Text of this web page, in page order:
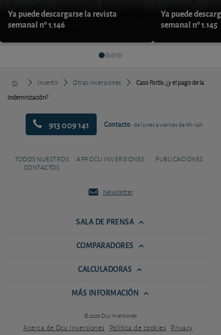
Ya puede descargarse la revista
semanal nº 1.146
Ya puede
semanal nº 1.145
Invertir Otras inversiones
Caso Fortis: ¿y el pago de la
indemnización?
913 009 141 Contacto de lunes a viernes de 9h-14h
TODOS NUESTROS
CONTACTOS
APP OCU INVERSIONES PUBLICACIONES
Newsletter
SALA DE PRENSA
COMPARADORES
CALCULADORAS
MÁS INFORMACIÓN
© 2026 Ocu Inversiones
Acerca de Ocu Inversiones Política de cookies Privacy